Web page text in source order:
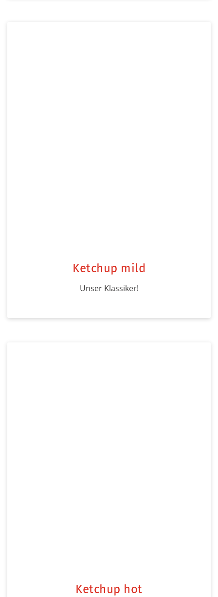
Ketchup mild
Unser Klassiker!
Ketchup hot